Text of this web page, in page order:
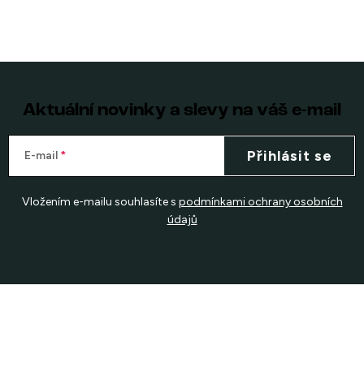
Aktuální novinky a slevy na váš e-mail
E-mail
Vložením e-mailu souhlasíte s podmínkami ochrany osobních
údajů
Přihlásit se